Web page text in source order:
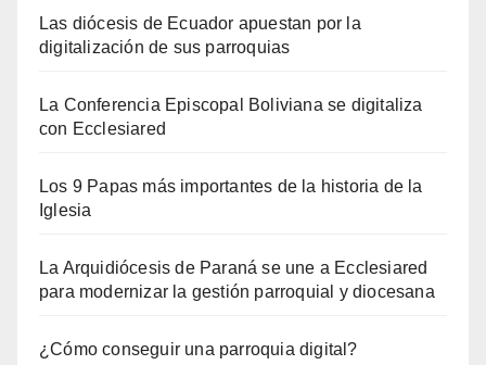
Las diócesis de Ecuador apuestan por la
digitalización de sus parroquias
La Conferencia Episcopal Boliviana se digitaliza
con Ecclesiared
Los 9 Papas más importantes de la historia de la
Iglesia
La Arquidiócesis de Paraná se une a Ecclesiared
para modernizar la gestión parroquial y diocesana
¿Cómo conseguir una parroquia digital?